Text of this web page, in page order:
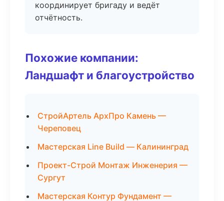
координирует бригаду и ведёт
отчётность.
Похожие компании:
Ландшафт и благоустройство
СтройАртель АрхПро Камень —
Череповец
Мастерская Line Build — Калининград
Проект-Строй Монтаж Инженерия —
Сургут
Мастерская Контур Фундамент —